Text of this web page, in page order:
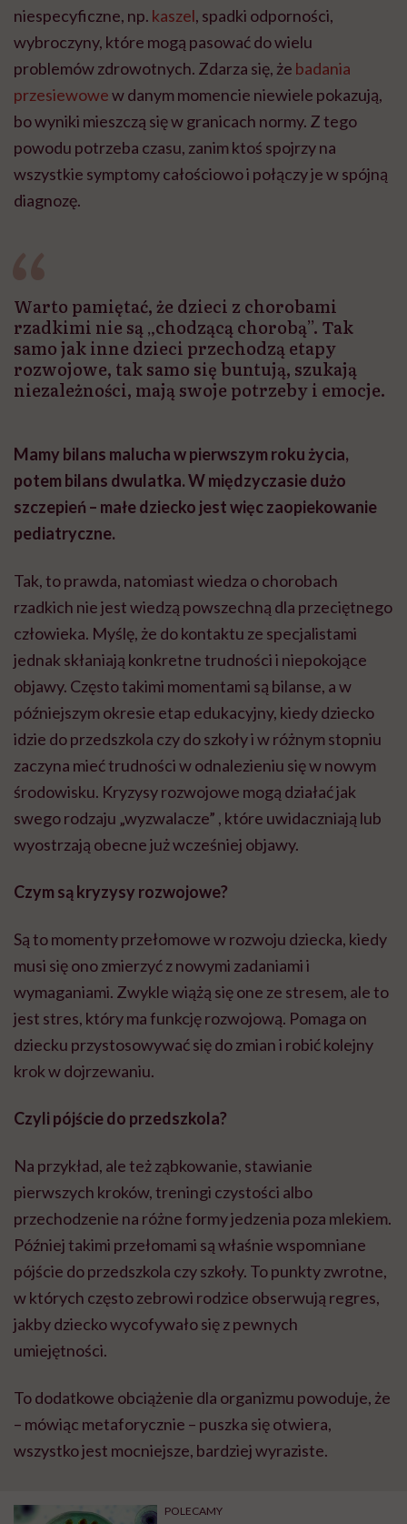
niespecyficzne, np. kaszel, spadki odporności,
wybroczyny, które mogą pasować do wielu
problemów zdrowotnych. Zdarza się, że badania
przesiewowew danym momencie niewiele pokazują,
bo wyniki mieszczą się w granicach normy. Z tego
powodu potrzeba czasu, zanim ktoś spojrzy na
wszystkie symptomy całościowo i połączy je w spójną
diagnozę.
Warto pamiętać, że dzieci z chorobami
rzadkimi nie są „chodzącą chorobą”. Tak
samo jak inne dzieci przechodzą etapy
rozwojowe, tak samo się buntują, szukają
niezależności, mają swoje potrzeby i emocje.
Mamy bilans malucha w pierwszym roku życia,
potem bilans dwulatka. W międzyczasie dużo
szczepień – małe dziecko jest więc zaopiekowanie
pediatryczne.
Tak, to prawda, natomiast wiedza o chorobach
rzadkich nie jest wiedzą powszechną dla przeciętnego
człowieka. Myślę, że do kontaktu ze specjalistami
jednak skłaniają konkretne trudności i niepokojące
objawy. Często takimi momentami są bilanse, a w
późniejszym okresie etap edukacyjny, kiedy dziecko
idzie do przedszkola czy do szkoły i w różnym stopniu
zaczyna mieć trudności w odnalezieniu się w nowym
środowisku. Kryzysy rozwojowe mogą działać jak
swego rodzaju „wyzwalacze” , które uwidaczniają lub
wyostrzają obecne już wcześniej objawy.
Czym są kryzysy rozwojowe?
Są to momenty przełomowe w rozwoju dziecka, kiedy
musi się ono zmierzyć z nowymi zadaniami i
wymaganiami. Zwykle wiążą się one ze stresem, ale to
jest stres, który ma funkcję rozwojową. Pomaga on
dziecku przystosowywać się do zmian i robić kolejny
krok w dojrzewaniu.
Czyli pójście do przedszkola?
Na przykład, ale też ząbkowanie, stawianie
pierwszych kroków, treningi czystości albo
przechodzenie na różne formy jedzenia poza mlekiem.
Później takimi przełomami są właśnie wspomniane
pójście do przedszkola czy szkoły. To punkty zwrotne,
w których często zebrowi rodzice obserwują regres,
jakby dziecko wycofywało się z pewnych
umiejętności.
To dodatkowe obciążenie dla organizmu powoduje, że
– mówiąc metaforycznie – puszka się otwiera,
wszystko jest mocniejsze, bardziej wyraziste.
POLECAMY